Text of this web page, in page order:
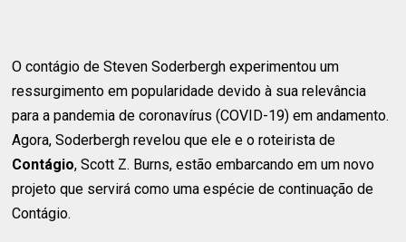
O contágio de Steven Soderbergh experimentou um
ressurgimento em popularidade devido à sua relevância
para a pandemia de coronavírus (COVID-19) em andamento.
Agora, Soderbergh revelou que ele e o roteirista de
Contágio, Scott Z. Burns, estão embarcando em um novo
projeto que servirá como uma espécie de continuação de
Contágio.